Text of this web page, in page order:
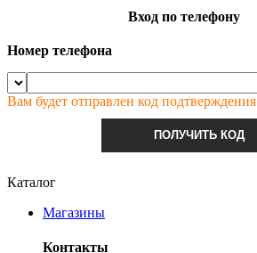
Вход по телефону
Номер телефона
Вам будет отправлен код подтверждения
ПОЛУЧИТЬ КОД
Каталог
Магазины
Контакты